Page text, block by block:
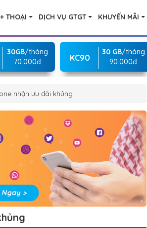
THOẠI DỊCH VỤ GTGT KHUYẾN MÃI
30GB/tháng
70.000đ
KC90
30 GB/tháng
90.000đ
nhận ưu đãi khủng